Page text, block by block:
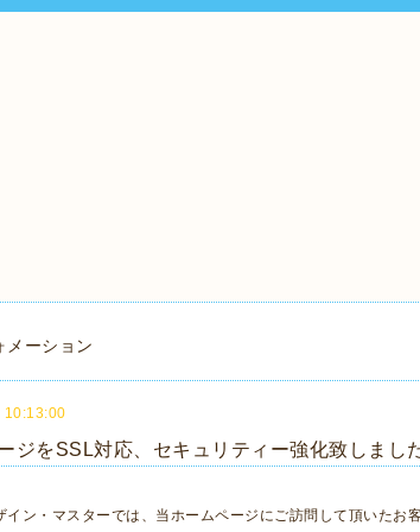
メーション
ジをSSL対応、セキュリティー強化致しまし
イン・マスターでは、当ホームページにご訪問して頂いたお